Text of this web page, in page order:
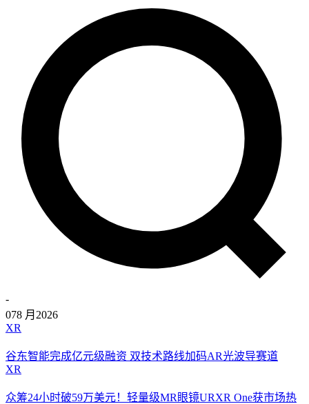
-
078 月 2026
XR
谷东智能完成亿元级融资 双技术路线加码AR光波导赛道
XR
众筹24小时破59万美元！轻量级MR眼镜URXR One获市场热